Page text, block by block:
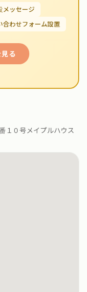
メッセージ
合わせフォーム設置
る
１０号メイプルハウス